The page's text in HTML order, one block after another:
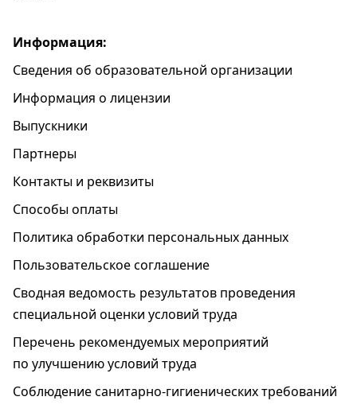
Информация:
Сведения об образовательной организации
Информация о лицензии
Выпускники
Партнеры
Контакты и реквизиты
Способы оплаты
Политика обработки персональных данных
Пользовательское соглашение
Cводная ведомость результатов проведения
специальной оценки условий труда
Перечень рекомендуемых мероприятий
по улучшению условий труда
Соблюдение санитарно-гигиенических требований